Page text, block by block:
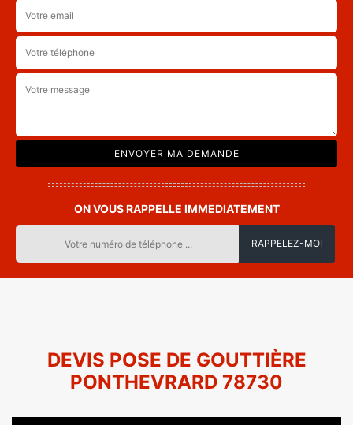
ON VOUS RAPPELLE IMMEDIATEMENT
DEVIS POSE DE GOUTTIÈRE
PONTHEVRARD 78730